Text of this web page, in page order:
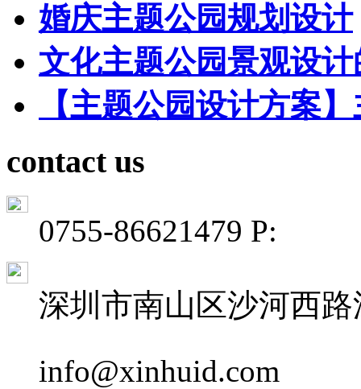
婚庆主题公园规划设计
文化主题公园景观设计
【主题公园设计方案
contact us
0755-86621479 P:
深圳市南山区沙河西
info@xinhuid.com